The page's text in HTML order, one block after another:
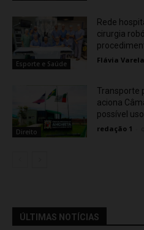
Esporte e Saúde
Rede
cirurgia
Flávia Varela
Direito
Transporte
aciona
possível
redação 1
ÚLTIMAS NOTÍCIAS